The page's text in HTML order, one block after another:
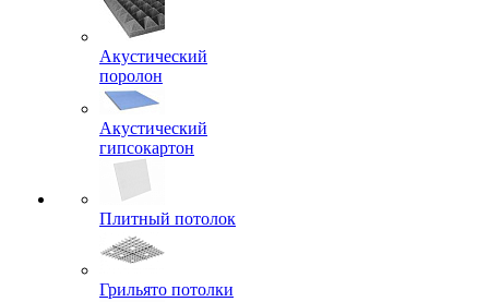
Акустический
поролон
Акустический
гипсокартон
Плитный потолок
Грильято потолки